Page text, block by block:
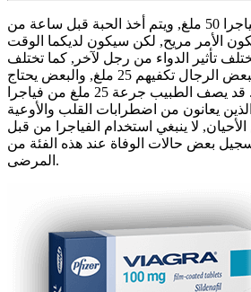
يتم وصف جرعة فياجرا 50 ملغ, ويتم أخذ الحبة قبل ساعة من
الأمر مريح, لكن سيكون لديكما الوقت
تأثير الدواء من رجل لآخر, كما تختلف
الجرعة المناسبة, فبعض الرجال تكفيهم 25 ملغ, والبعض يحتاج
لحبوب فياجرا 100 ملغ. قد يصف الطبيب جرعة 25 ملغ من فياجرا
يعانون من اضطرابات القلب والأوعية
لا ينبغي استخدام الفياجرا من قبل
بعض حالات الوفاة عند هذه الفئة من
المرضى.